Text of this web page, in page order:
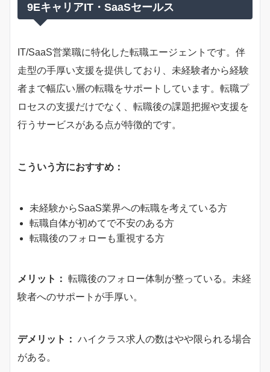
9EキャリアIT・SaaSセールス
IT/SaaS営業職に特化した転職エージェントです。伴
走型の手厚い支援を提供しており、未経験者から経験
者まで幅広い層の転職をサポートしています。転職プ
ロセスの支援だけでなく、転職後の課題把握や支援を
行うサービスがある点が特徴的です。
こういう方におすすめ：
未経験からSaaS業界への転職を考えている方
転職自体が初めてで不安のある方
転職後のフォローも重視する方
メリット： 転職後のフォロー体制が整っている。未経
験者へのサポートが手厚い。
デメリット： ハイクラス求人の数はやや限られる場合
がある。